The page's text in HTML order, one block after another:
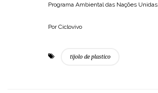
Programa Ambiental das Nações Unidas.
Por Ciclovivo
tijolo de plastico